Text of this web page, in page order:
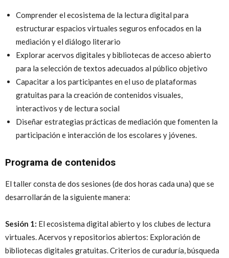
Comprender el ecosistema de la lectura digital para
estructurar espacios virtuales seguros enfocados en la
mediación y el diálogo literario
Explorar acervos digitales y bibliotecas de acceso abierto
para la selección de textos adecuados al público objetivo
Capacitar a los participantes en el uso de plataformas
gratuitas para la creación de contenidos visuales,
interactivos y de lectura social
Diseñar estrategias prácticas de mediación que fomenten la
participación e interacción de los escolares y jóvenes.
Programa de contenidos
El taller consta de dos sesiones (de dos horas cada una) que se
desarrollarán de la siguiente manera:
Sesión 1: El ecosistema digital abierto y los clubes de lectura
virtuales. Acervos y repositorios abiertos: Exploración de
bibliotecas digitales gratuitas. Criterios de curaduría, búsqueda